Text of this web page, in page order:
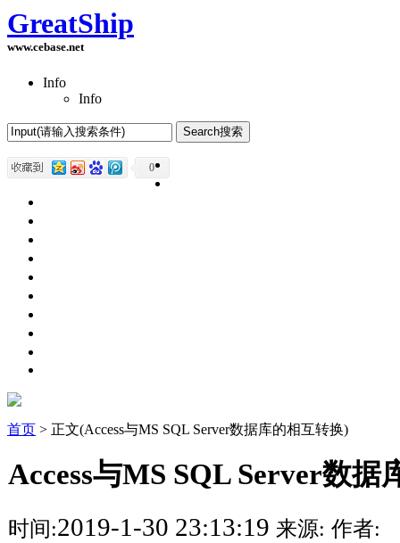
GreatShip
www.cebase.net
Info
Info
0
首页 > 正文(Access与MS SQL Server数据库的相互转换)
Access与MS SQL Server数据
时间:2019-1-30 23:13:19 来源: 作者: